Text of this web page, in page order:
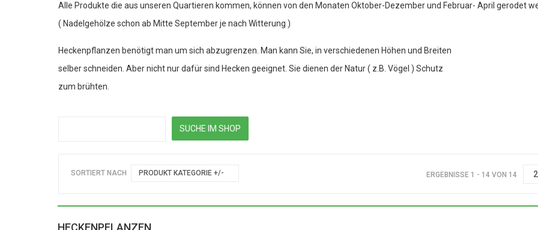
Alle Produkte die aus unseren Quartieren kommen, können von den Monaten Oktober-Dezember und Februar- April gerodet
( Nadelgehölze schon ab Mitte September je nach Witterung )
Heckenpflanzen benötigt man um sich abzugrenzen. Man kann Sie, in verschiedenen Höhen und Breiten
selber schneiden. Aber nicht nur dafür sind Hecken geeignet. Sie dienen der Natur ( z.B. Vögel ) Schutz
zum brühten.
SORTIERT NACH PRODUKT KATEGORIE +/- ERGEBNISSE 1 - 14 VON 14